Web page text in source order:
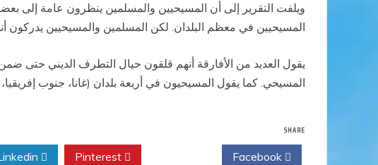
ويلفت التقرير إلى أن المسيحيين والمسلمين ينظرون عامة إلى
المسيحيين في معظم البلدان. لكن المسلمين والمسيحيين يدركون
يقول العديد من الأفارقة أنهم قلقون حيال التطرف الديني حتى
المسيحي. كما يقول المسيحيون في أربعة بلدان (غانا، جنوب
SHARE